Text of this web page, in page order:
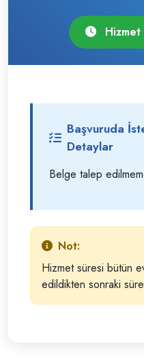
Başvuruda
Detaylar
Belge talep
Not:
Hizmet süresi bütün
edildikten sonraki